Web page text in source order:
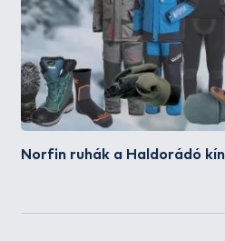
Norfin ruhák a Haldorádó